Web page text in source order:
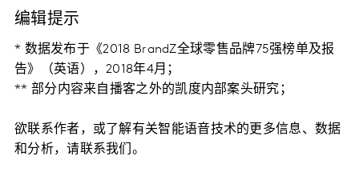
编辑提示
* 数据发布于《2018 BrandZ全球零售品牌75强榜单及报
告》（英语），2018年4月；
** 部分内容来自播客之外的凯度内部案头研究；
欲联系作者，或了解有关智能语音技术的更多信息、数据
和分析，请联系我们。